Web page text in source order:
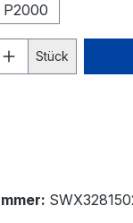
P2000
Anzahl:
Stück